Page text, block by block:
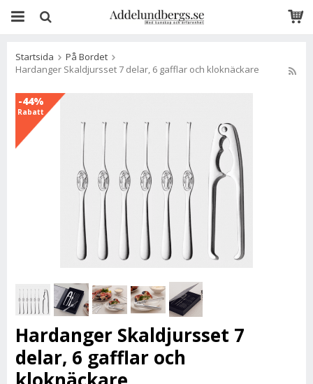
Startsida
På Bordet
Hardanger Skaldjursset 7 delar, 6 gafflar och kloknäckare
-44%
Rabatt
Hardanger Skaldjursset 7
delar, 6 gafflar och